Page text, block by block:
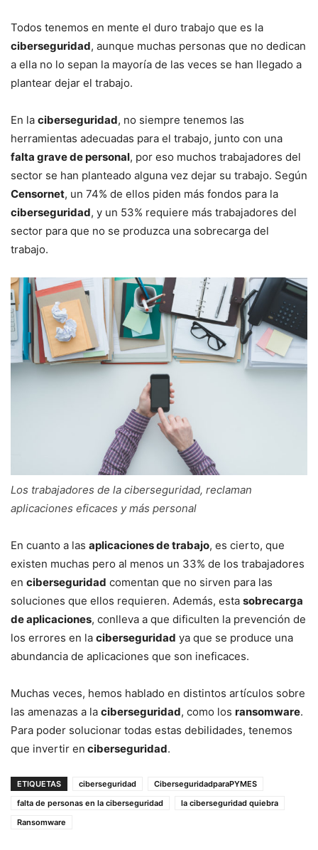
Todos tenemos en mente el duro trabajo que es la
ciberseguridad, aunque muchas personas que no dedican
a ella no lo sepan la mayoría de las veces se han llegado a
plantear dejar el trabajo.
En la ciberseguridad, no siempre tenemos las
herramientas adecuadas para el trabajo, junto con una
falta grave de personal, por eso muchos trabajadores del
sector se han planteado alguna vez dejar su trabajo. Según
Censornet, un 74% de ellos piden más fondos para la
ciberseguridad, y un 53% requiere más trabajadores del
sector para que no se produzca una sobrecarga del
trabajo.
Los trabajadores de la ciberseguridad, reclaman
aplicaciones eficaces y más personal
En cuanto a las aplicaciones de trabajo, es cierto, que
existen muchas pero al menos un 33% de los trabajadores
en ciberseguridad comentan que no sirven para las
soluciones que ellos requieren. Además, esta sobrecarga
de aplicaciones, conlleva a que dificulten la prevención de
los errores en la ciberseguridad ya que se produce una
abundancia de aplicaciones que son ineficaces.
Muchas veces, hemos hablado en distintos artículos sobre
las amenazas a la ciberseguridad, como los ransomware.
Para poder solucionar todas estas debilidades, tenemos
que invertir en ciberseguridad.
ETIQUETAS ciberseguridad
CiberseguridadparaPYMES
falta de personas en la ciberseguridad
la ciberseguridad quiebra
Ransomware